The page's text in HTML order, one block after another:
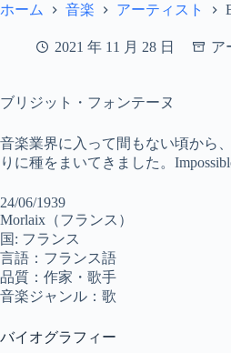
ホーム 音楽 アーティスト
2021 年 11 月 28 日 ア
ブリジット・フォンテーヌ
音楽業界に入って間もない頃から
りに種をまいてきました。
24/06/1939
Morlaix（フランス）
国: フランス
言語：フランス語
品質：作家・歌手
音楽ジャンル：歌
バイオグラフィー